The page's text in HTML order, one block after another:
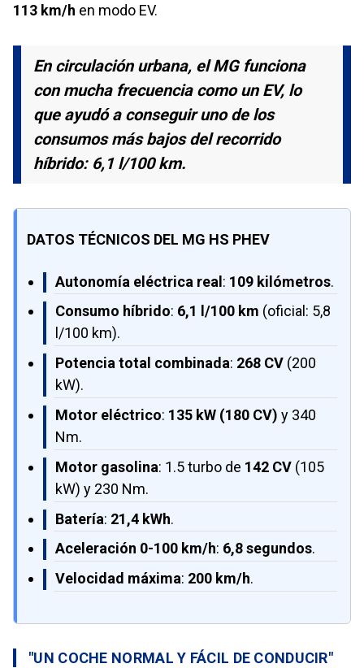
113 km/h en modo EV.
En circulación urbana, el MG funciona
con mucha frecuencia como un EV, lo
que ayudó a conseguir uno de los
consumos más bajos del recorrido
híbrido: 6,1 l/100 km.
DATOS TÉCNICOS DEL MG HS PHEV
Autonomía eléctrica real: 109 kilómetros.
Consumo híbrido: 6,1 l/100 km (oficial: 5,8
l/100 km).
Potencia total combinada: 268 CV (200
kW).
Motor eléctrico: 135 kW (180 CV) y 340
Nm.
Motor gasolina: 1.5 turbo de 142 CV (105
kW) y 230 Nm.
Batería: 21,4 kWh.
Aceleración 0-100 km/h: 6,8 segundos.
Velocidad máxima: 200 km/h.
"UN COCHE NORMAL Y FÁCIL DE CONDUCIR"